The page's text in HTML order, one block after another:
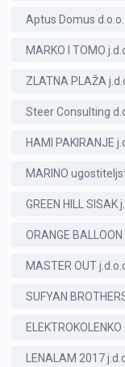
Aptus Domus
MARKO I TOMO
ZLATNA PLAŽA
Steer Consulting
HAMI PAKIRANJE
MARINO
GREEN HILL SISAK
ORANGE
MASTER OUT
SUFYAN
LENALAM 2017